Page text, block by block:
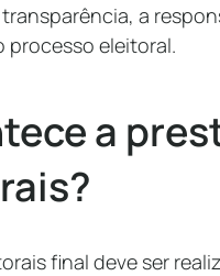
a
eleitoral.
a
final deve ser